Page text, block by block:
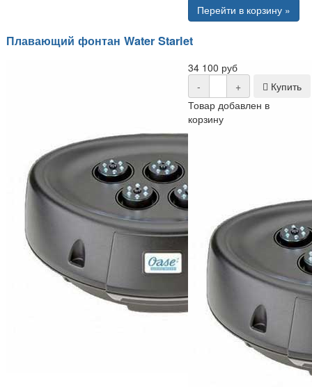
Перейти в корзину »
Плавающий фонтан Water Starlet
34 100 руб
-
+
Купить
Товар добавлен в
корзину